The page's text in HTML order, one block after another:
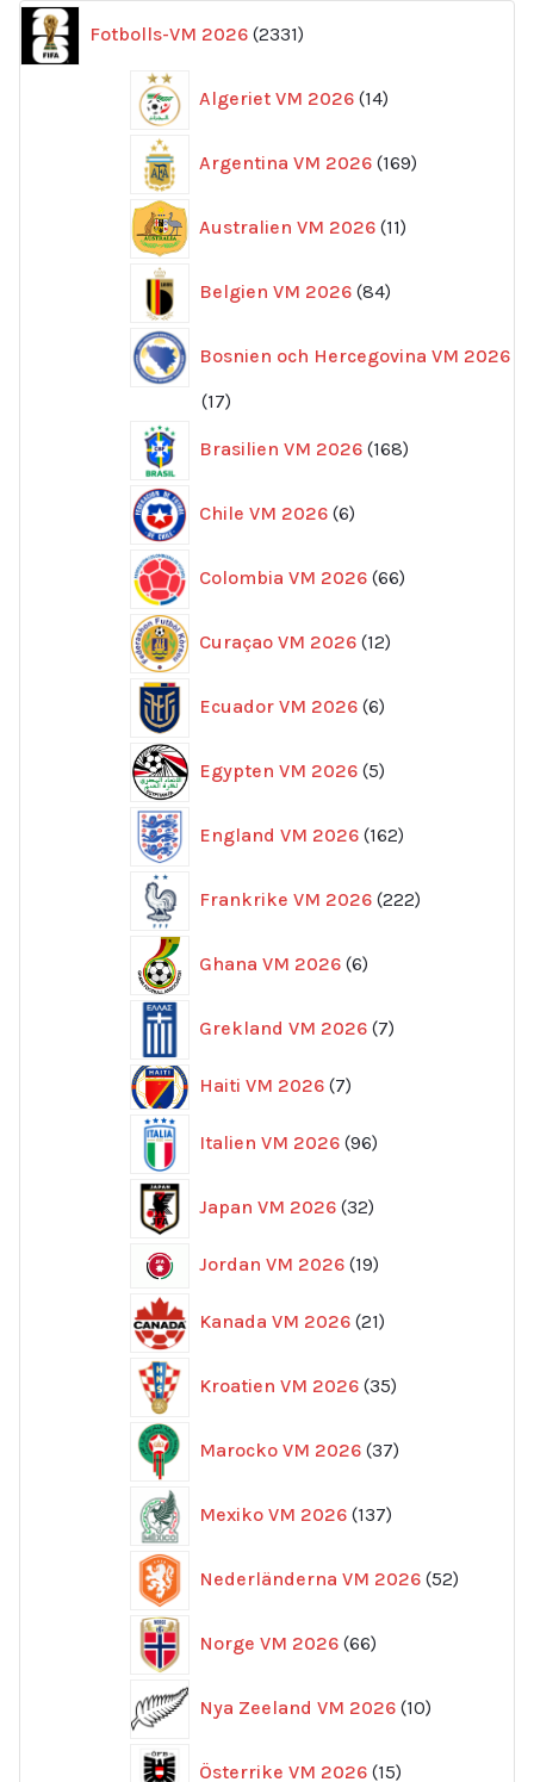
Fotbolls-VM 2026 2331
produkter
Algeriet VM 2026 14
produkter
Argentina VM 2026 169
produkter
Australien VM 2026 11
produkter
Belgien VM 2026 84
produkter
Bosnien och Hercegovina VM 2026
1717
Brasilien VM 2026 168
produkter
Chile VM 2026 6
produkter
Colombia VM 2026 66
produkter
Curaçao VM 2026 12
produkter
Ecuador VM 2026 6
produkter
Egypten VM 2026 5
produkter
England VM 2026 162
produkter
Frankrike VM 2026 222
produkter
Ghana VM 2026 6
produkter
Grekland VM 2026 7
produkter
Haiti VM 2026 77
Italien VM 2026 96
produkter
Japan VM 2026 32
produkter
Jordan VM 2026 1919
Kanada VM 2026 21
produkter
Kroatien VM 2026 35
produkter
Marocko VM 2026 37
produkter
Mexiko VM 2026 137
produkter
Nederländerna VM 2026 52
Norge VM 2026 66
produkter
Nya Zeeland VM 2026 10
produkter
Österrike VM 2026 15